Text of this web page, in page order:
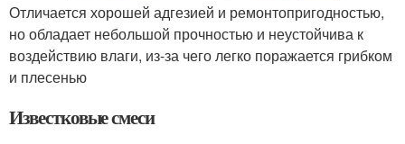
Отличается хорошей адгезией и ремонтопригодностью,
но обладает небольшой прочностью и неустойчива к
воздействию влаги, из-за чего легко поражается грибком
и плесенью
Известковые смеси